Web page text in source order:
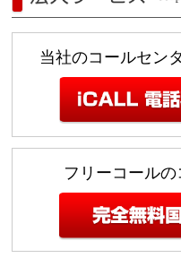
当社のコールセン
フリーコール